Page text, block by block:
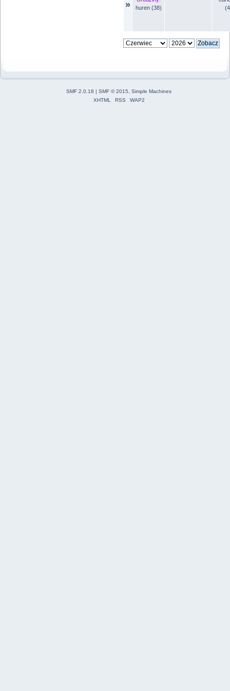
»
huren (38)
SMF 2.0.18 | SMF © 2015
Simple Machines
XHTML
RSS WAP2